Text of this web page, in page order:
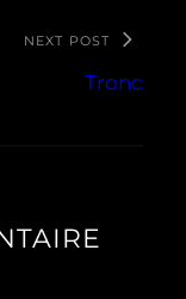
NEXT POST
Tronc